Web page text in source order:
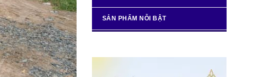
SẢN PHẨM NỖI BẬT